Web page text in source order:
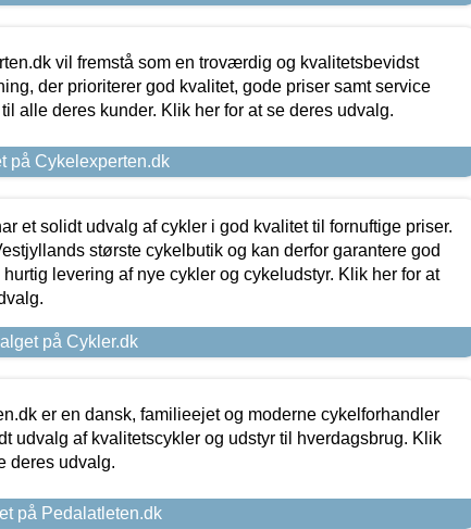
vil fremstå som en troværdig og kvalitetsbevidst
der prioriterer god kvalitet, gode priser samt service
alle deres kunder. Klik her for at se deres udvalg.
på Cykelexperten.dk
et solidt udvalg af cykler i god kvalitet til fornuftige priser.
største cykelbutik og kan derfor garantere god
levering af nye cykler og cykeludstyr. Klik her for at
på Cykler.dk
er en dansk, familieejet og moderne cykelforhandler
udvalg af kvalitetscykler og udstyr til hverdagsbrug. Klik
deres udvalg.
på Pedalatleten.dk